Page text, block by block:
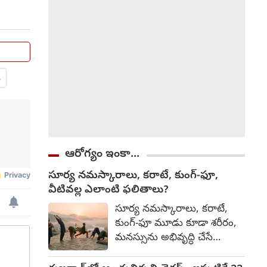
ఆరోగ్యం ఇంకా...
సూర్య నమస్కారాలు, కరాటే, కుంగ్-ఫూ,
వీటివల్ల ఎలాంటి ఫలితాలు?
సూర్య నమస్కారాలు, కరాటే,
కుంగ్-ఫూ మూడు కూడా శరీరం,
మనస్సును అభివృద్ధి చేసే